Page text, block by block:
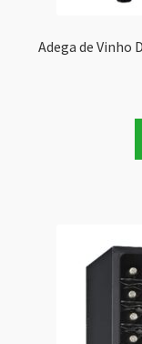
Adega de Vinho